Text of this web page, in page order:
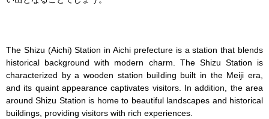
The Shizu (Aichi) Station in Aichi prefecture is a station that blends
historical background with modern charm. The Shizu Station is
characterized by a wooden station building built in the Meiji era,
and its quaint appearance captivates visitors. In addition, the area
around Shizu Station is home to beautiful landscapes and historical
buildings, providing visitors with rich experiences.